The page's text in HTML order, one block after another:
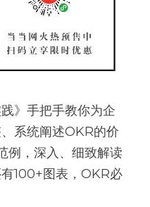
》手把手教你为企
系统阐述OKR的价
例，深入、细致解读
100+图表，OKR必